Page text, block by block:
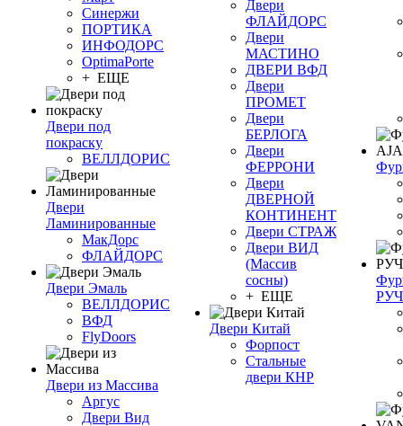
Синержи
ПОРТИКА
ИНФОДОРС
OptimaPorte
+ ЕЩЕ
Двери под
покраску
ВЕЛЛДОРИС
Двери
Ламинированные
МакДорс
ФЛАЙДОРС
Двери Эмаль
ВЕЛЛДОРИС
ВФД
FlyDoors
Двери из Массива
Аргус
Двери Вид
Двери
ФЛАЙДОРС
Двери
МАСТИНО
ДВЕРИ ВФД
Двери
ПРОМЕТ
Двери
БЕРЛОГА
Двери
ФЕРРОНИ
Двери
ДВЕРНОЙ
КОНТИНЕНТ
Двери СТРАЖ
Двери ВИД
(Массив
сосны)
+ ЕЩЕ
Двери Китай
Форпост
Стальные
двери КНР